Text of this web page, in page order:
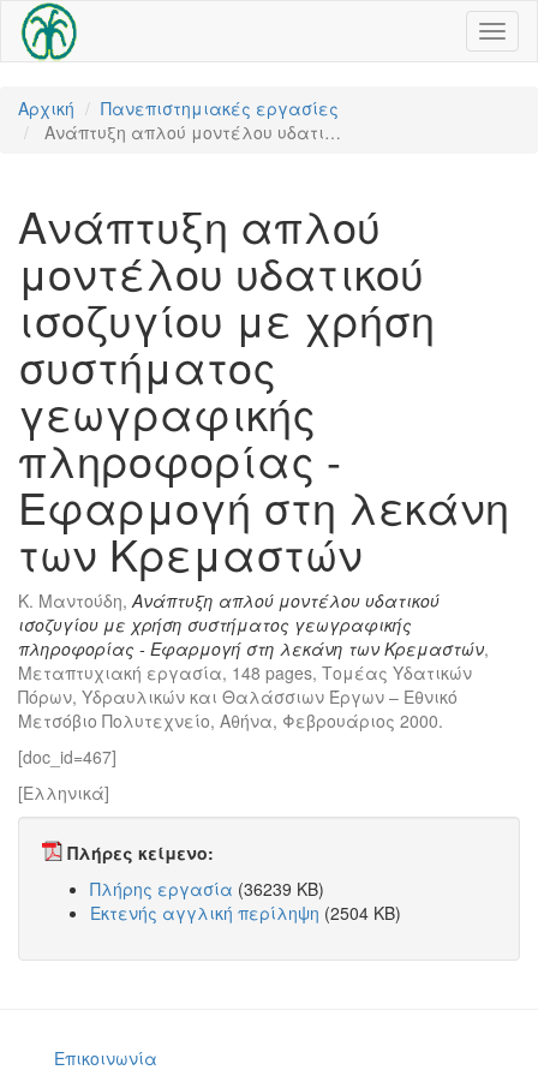
Αρχική
Πανεπιστημιακές εργασίες
Ανάπτυξη απλού μοντέλου υδατι…
Ανάπτυξη απλού
μοντέλου υδατικού
ισοζυγίου με χρήση
συστήματος
γεωγραφικής
πληροφορίας -
Εφαρμογή στη λεκάνη
των Κρεμαστών
Κ. Μαντούδη,Ανάπτυξη απλού μοντέλου υδατικού
ισοζυγίου με χρήση συστήματος γεωγραφικής
πληροφορίας - Εφαρμογή στη λεκάνη των Κρεμαστών,
Μεταπτυχιακή εργασία, 148 pages, Τομέας Υδατικών
Πόρων, Υδραυλικών και Θαλάσσιων Έργων – Εθνικό
Μετσόβιο Πολυτεχνείο, Αθήνα, Φεβρουάριος 2000.
[doc_id=467]
[Ελληνικά]
Πλήρες κείμενο:
Πλήρης εργασία (36239 KB)
Εκτενής αγγλική περίληψη (2504 KB)
Επικοινωνία